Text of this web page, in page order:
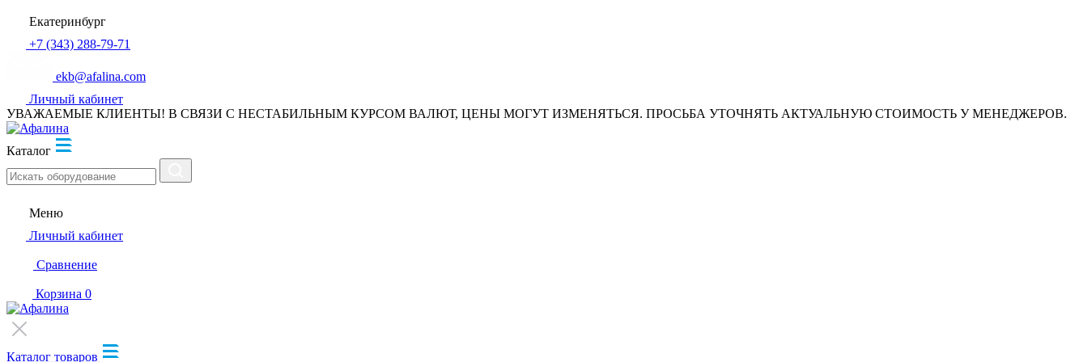
Екатеринбург
+7 (343) 288-79-71
ekb@afalina.com
Личный кабинет
УВАЖАЕМЫЕ КЛИЕНТЫ! В СВЯЗИ С НЕСТАБИЛЬНЫМ КУРСОМ ВАЛЮТ, ЦЕНЫ МОГУТ ИЗМЕНЯТЬСЯ. ПРОСЬБА УТОЧНЯТЬ АКТУАЛЬНУЮ СТОИМОСТЬ У МЕНЕДЖЕРОВ.
Каталог
Меню
Личный кабинет
Сравнение
Корзина 0
Каталог товаров